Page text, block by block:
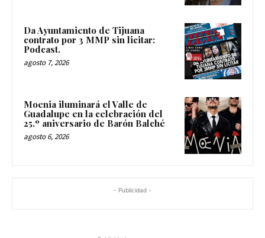
Da Ayuntamiento de Tijuana
contrato por 3 MMP sin licitar:
Podcast.
agosto 7, 2026
Moenia iluminará el Valle de
Guadalupe en la celebración del
25.º aniversario de Barón Balché
agosto 6, 2026
- Publicidad -